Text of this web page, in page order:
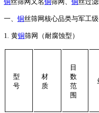
铜丝筛网又名铜筛网、 铜丝过滤
一、 铜丝筛网核心品类与军工
1. ‌黄铜筛网（耐腐蚀型）‌
型
号
材
质
目
数
范
围